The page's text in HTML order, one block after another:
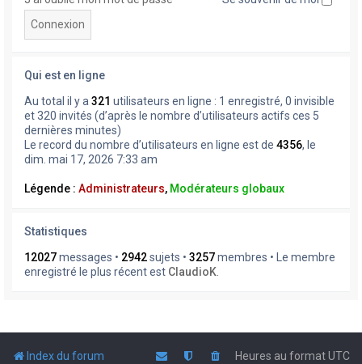
Qui est en ligne
Au total il y a 321 utilisateurs en ligne : 1 enregistré, 0 invisible
et 320 invités (d’après le nombre d’utilisateurs actifs ces 5
dernières minutes)
Le record du nombre d’utilisateurs en ligne est de 4356, le
dim. mai 17, 2026 7:33 am
Légende : Administrateurs, Modérateurs globaux
Statistiques
12027messages • 2942sujets • 3257membres • Le membre
enregistré le plus récent est ClaudioK
Index du forum Heures au formatUTC